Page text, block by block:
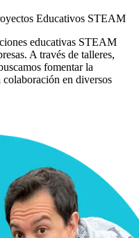
Educativos STEAM​
educativas STEAM
A través de talleres,
fomentar la
en diversos